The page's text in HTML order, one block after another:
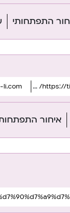
התפתחותי
li.com https://
איחור